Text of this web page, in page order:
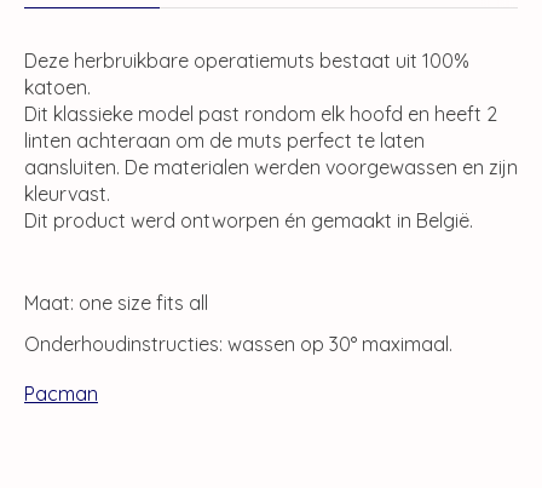
Deze herbruikbare operatiemuts bestaat uit 100%
katoen.
Dit klassieke model past rondom elk hoofd en heeft 2
linten achteraan om de muts perfect te laten
aansluiten. De materialen werden voorgewassen en zijn
kleurvast.
Dit product werd ontworpen én gemaakt in België.
Maat: one size fits all
Onderhoudinstructies: wassen op 30° maximaal.
Pacman